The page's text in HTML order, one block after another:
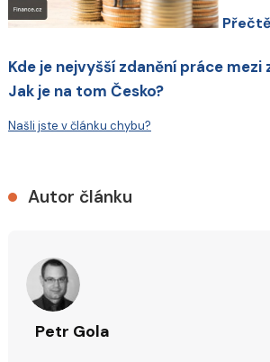
Kde je nejvyšší zdanění práce mezi
Jak je na tom Česko?
Našli jste v článku chybu?
Autor článku
Petr Gola